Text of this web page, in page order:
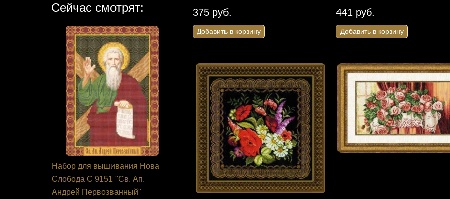
Сейчас смотрят:
Набор для вышивания Нова
Слобода С 9151 "Св. Ап.
Андрей Первозванный"
Набор для вышивания
Dimensions 71-07242
"Красочный павлин"
Канва с рисунком Collection
D'Art 11500 "Лошади в загоне"
375 руб.
Добавить в корзину
441 руб.
Добавить в корзину